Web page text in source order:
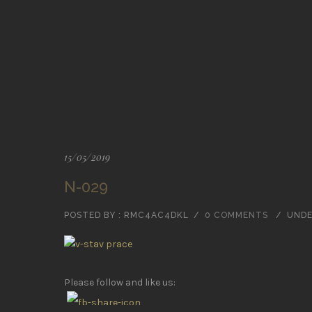
15/05/2019
N-029
POSTED BY : RMC4AC4DKL / 0 COMMENTS /
Please follow and like us: